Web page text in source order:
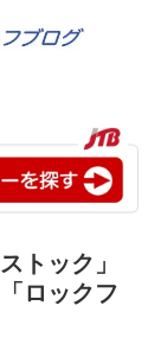
トック」
ロックフ